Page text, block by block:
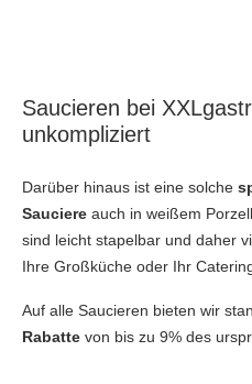
Saucieren bei
unkompliziert
Darüber hinaus ist eine solche
Sauciere auch in weißem
sind leicht stapelbar und daher
Ihre Großküche oder Ihr
Auf alle Saucieren bieten wir
Rabatte von bis zu 9% des